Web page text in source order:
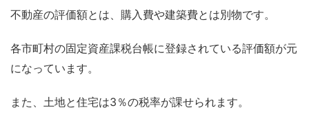
不動産の評価額とは、購入費や建築費とは別物です。
各市町村の固定資産課税台帳に登録されている評価額が元
になっています。
また、土地と住宅は3％の税率が課せられます。